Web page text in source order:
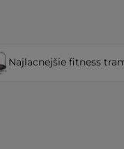
Najlacnejšie fitness